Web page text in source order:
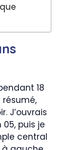
18
résumé,
J’ouvrais
05, puis je
central